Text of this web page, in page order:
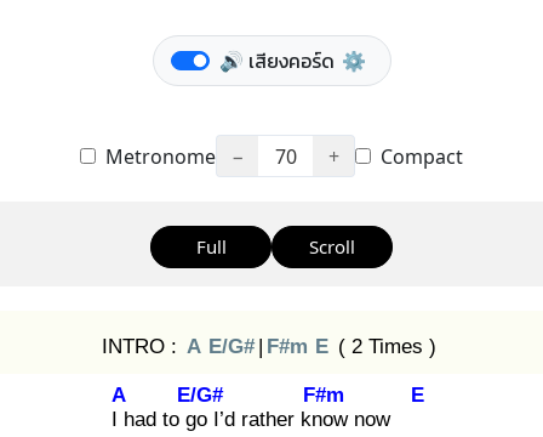
🔊 เสียงคอร์ด ⚙️
Metronome − 70 + Compact
Full Scroll
INTRO : A E/G# | F#m E ( 2 Times )
I h
A
ad to go
E/G#
I’d rather kno
F#m
w now
E